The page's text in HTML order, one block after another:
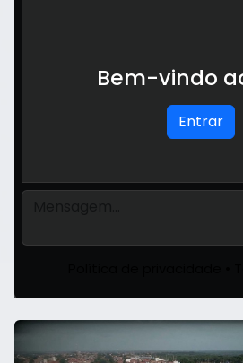
Bem-vindo
Entrar